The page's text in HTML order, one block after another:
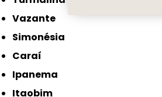
Vazante
Simonésia
Caraí
Ipanema
Itaobim